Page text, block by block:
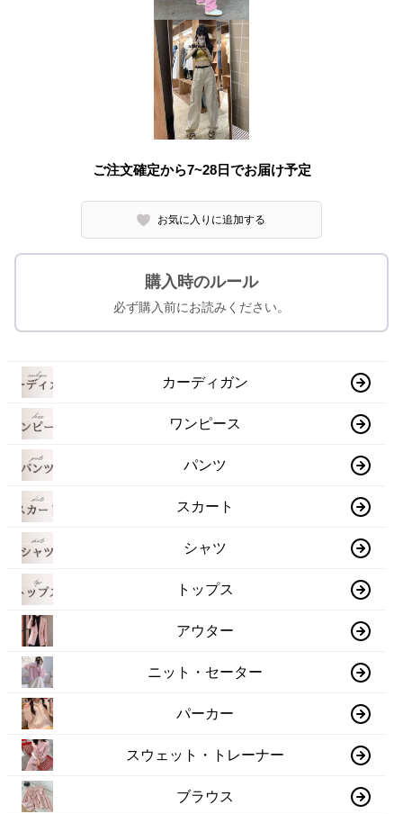
ご注文確定から7~28日でお届け予定
お気に入りに追加する
購入時のルール
必ず購入前にお読みください。
カーディガン
ワンピース
パンツ
スカート
シャツ
トップス
アウター
ニット・セーター
パーカー
スウェット・トレーナー
ブラウス